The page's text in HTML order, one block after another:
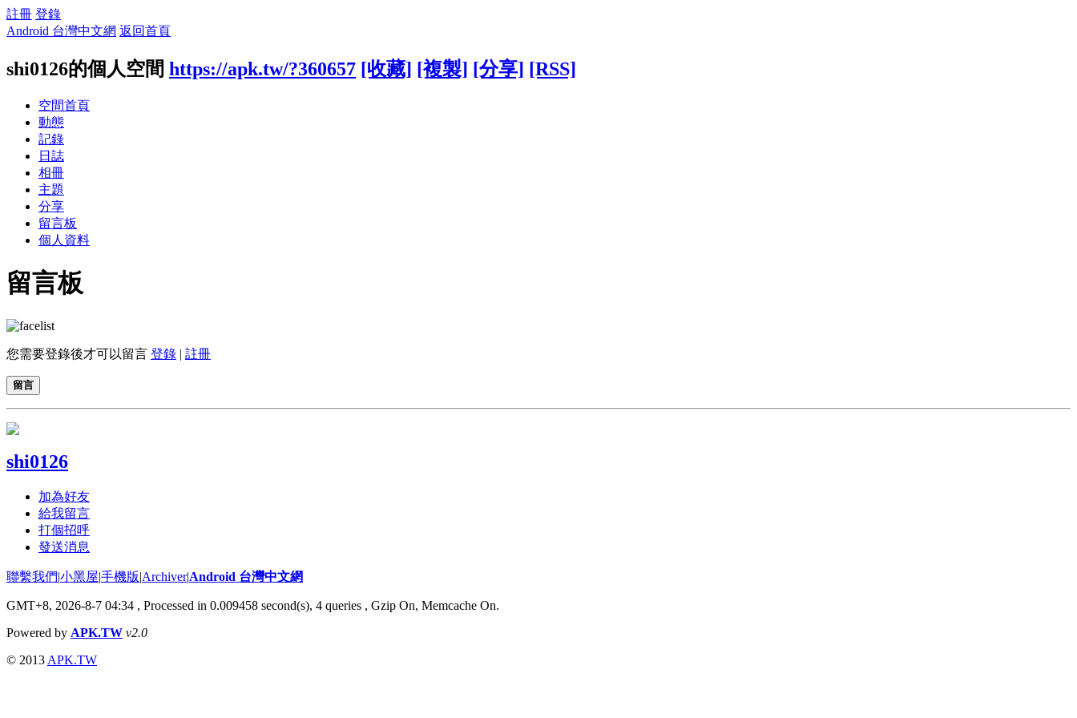
註冊 登錄
Android 台灣中文網 返回首頁
shi0126的個人空間 https://apk.tw/?360657 [收藏] [複製] [分享] [RSS]
空間首頁
動態
記錄
日誌
相冊
主題
分享
留言板
個人資料
留言板
您需要登錄後才可以留言 登錄 | 註冊
留言
shi0126
加為好友
給我留言
打個招呼
發送消息
聯繫我們|小黑屋|手機版|Archiver|Android 台灣中文網
GMT+8, 2026-8-7 04:34 , Processed in 0.009458 second(s), 4 queries , Gzip On, Memcache On.
Powered by APK.TW v2.0
© 2013 APK.TW